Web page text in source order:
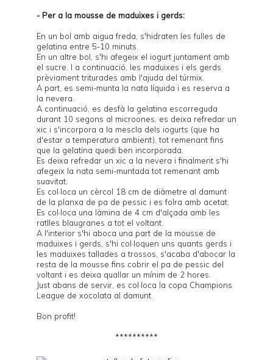
- Per a la mousse de maduixes i gerds:
En un bol amb aigua freda, s'hidraten les fulles de
gelatina entre 5-10 minuts.
En un altre bol, s'hi afegeix el iogurt juntament amb
el sucre. I a continuació, les maduixes i els gerds
prèviament triturades amb l'ajuda del túrmix.
A part, es semi-munta la nata líquida i es reserva a
la nevera.
A continuació, es desfà la gelatina escorreguda
durant 10 segons al microones, es deixa refredar un
xic i s'incorpora a la mescla dels iogurts (que ha
d'estar a temperatura ambient), tot remenant fins
que la gelatina quedi ben incorporada.
Es deixa refredar un xic a la nevera i finalment s'hi
afegeix la nata semi-muntada tot remenant amb
suavitat.
Es col·loca un cèrcol 18 cm de diàmetre al damunt
de la planxa de pa de pessic i es folra amb acetat.
Es col·loca una làmina de 4 cm d'alçada amb les
ratlles blaugranes a tot el voltant.
A l'interior s'hi aboca una part de la mousse de
maduixes i gerds, s'hi col·loquen uns quants gerds i
les maduixes tallades a trossos, s'acaba d'abocar la
resta de la mousse fins cobrir el pa de pessic del
voltant i es deixa quallar un mínim de 2 hores.
Just abans de servir, es col·loca la copa Champions
League de xocolata al damunt.
Bon profit!
**********